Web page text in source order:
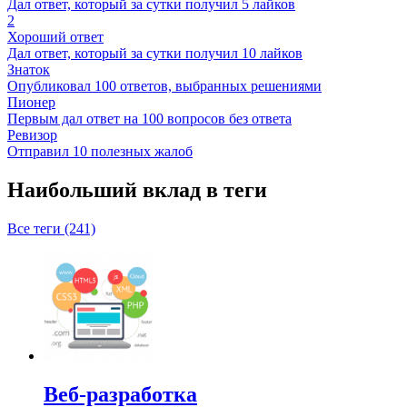
Дал ответ, который за сутки получил 5 лайков
2
Хороший ответ
Дал ответ, который за сутки получил 10 лайков
Знаток
Опубликовал 100 ответов, выбранных решениями
Пионер
Первым дал ответ на 100 вопросов без ответа
Ревизор
Отправил 10 полезных жалоб
Наибольший вклад в теги
Все теги (241)
Веб-разработка